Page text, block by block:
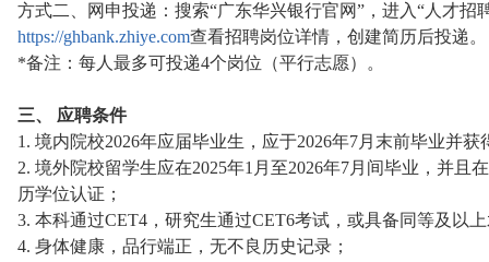
方式二、网申投递：搜索“广东华兴银行官网”，进入“人才招
https://ghbank.zhiye.com查看招聘岗位详情，创建简历后投递。
*备注：每人最多可投递4个岗位（平行志愿）。
三、 应聘条件
1. 境内院校2026年应届毕业生，应于2026年7月末前毕业并
2. 境外院校留学生应在2025年1月至2026年7月间毕业，并且
历学位认证；
3. 本科通过CET4，研究生通过CET6考试，或具备同等及以
4. 身体健康，品行端正，无不良历史记录；